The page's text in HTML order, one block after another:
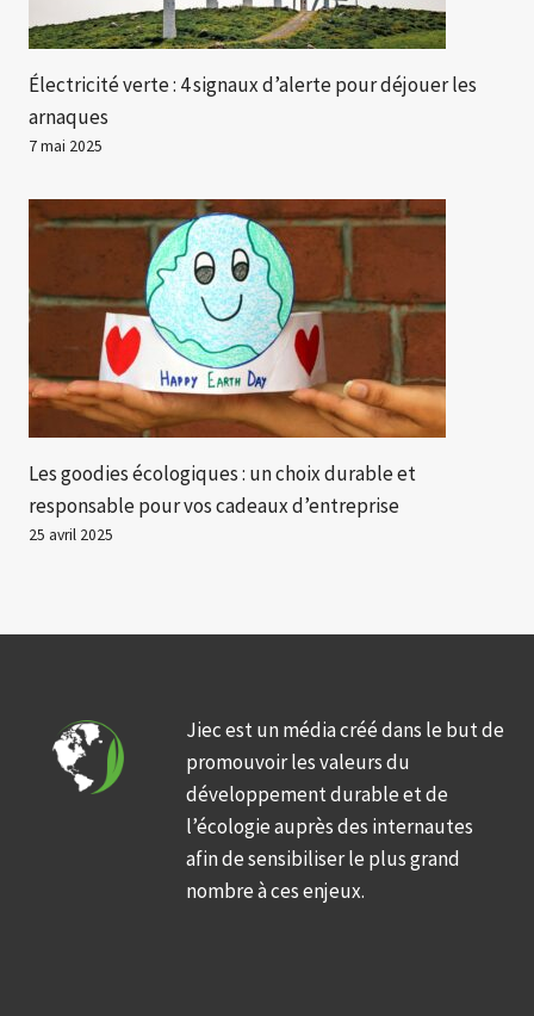
Électricité verte : 4 signaux d’alerte pour déjouer les
arnaques
7 mai 2025
Les goodies écologiques : un choix durable et
responsable pour vos cadeaux d’entreprise
25 avril 2025
Jiec est un média créé dans le but de
promouvoir les valeurs du
développement durable et de
l’écologie auprès des internautes
afin de sensibiliser le plus grand
nombre à ces enjeux.